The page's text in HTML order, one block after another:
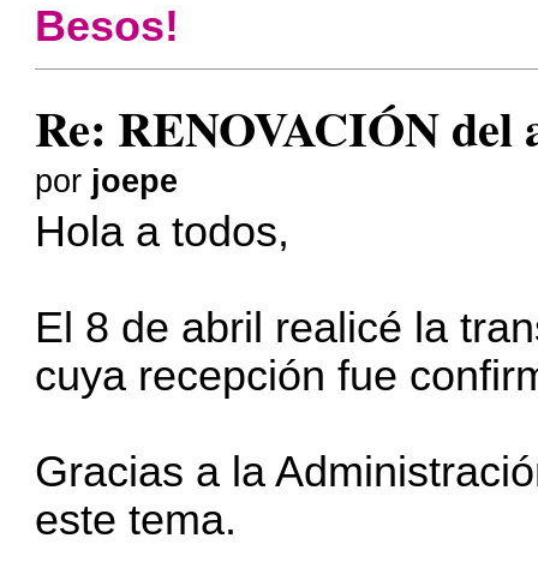
Besos!
Re: RENOVACIÓN del
por joepe
Hola a todos,
El 8 de abril realicé la
cuya recepción fue
Gracias a la
este tema.